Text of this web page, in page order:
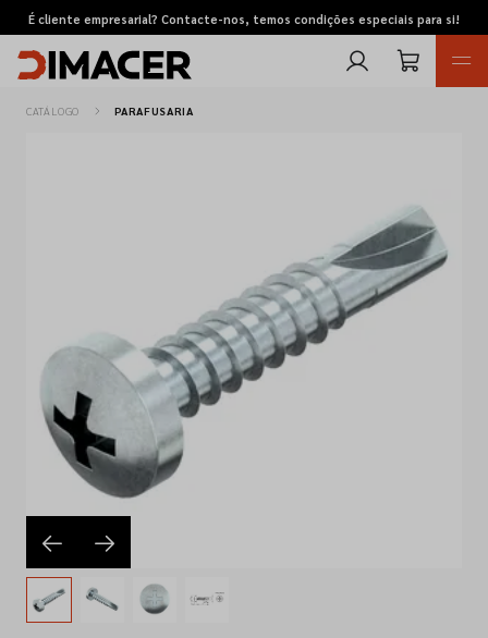
É cliente empresarial? Contacte-nos, temos condições especiais para si!
Pedidos de cotação
Marcas
Favoritos
Empresa
Contactos
CATÁLOGO PARAFUSARIA